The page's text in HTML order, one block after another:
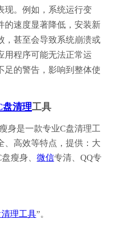
现。例如，系统运行变
的速度显著降低，安装新
，甚至会导致系统崩溃或
用程序可能无法正常运
足的警告，影响到整体使
盘清理工具
身是一款专业C盘清理工
、高效等特点，提供：大
瘦身、 微信专清、QQ专
理工具”。